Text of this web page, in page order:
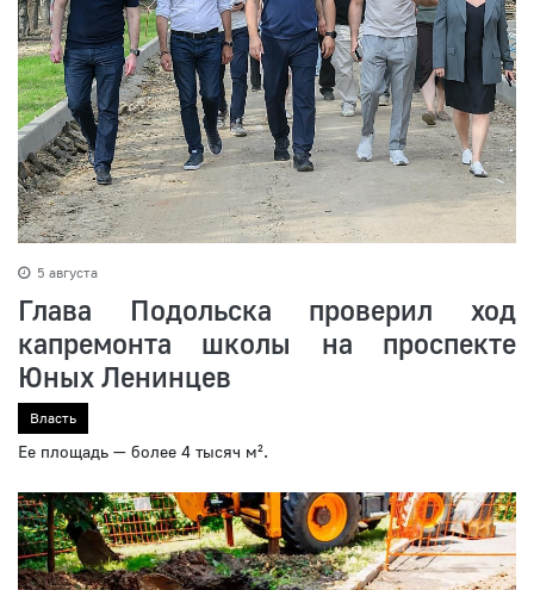
5 августа
Глава Подольска проверил ход
капремонта школы на проспекте
Юных Ленинцев
Власть
Ее площадь — более 4 тысяч м².